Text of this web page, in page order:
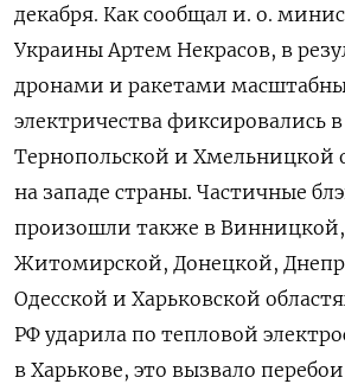
декабря. Как сообщал и. о.
Украины Артем Некрасов, в
дронами и ракетами
электричества фиксировались
Тернопольской и Хмельницкой
на западе страны. Частичные
произошли также в Винницкой,
Житомирской, Донецкой,
Одесской и Харьковской
РФ ударила по тепловой
в Харькове, это вызвало